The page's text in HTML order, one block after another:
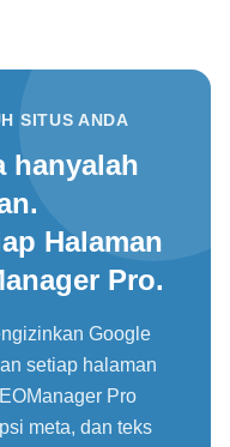
SITUS ANDA
hanyalah
Halaman
Pro.
Google
setiap halaman
Pro
meta, dan teks